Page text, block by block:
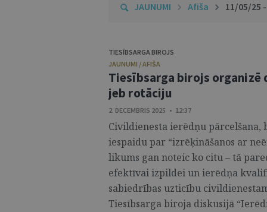
JAUNUMI Afiša 11/05/25
TIESĪBSARGA BIROJS
JAUNUMI / AFIŠA
Tiesībsarga birojs organizē
jeb rotāciju
2. DECEMBRIS 2025 • 12:37
Civildienesta ierēdņu
iespaidu par “izrēķināšanos ar
likums gan noteic ko citu – tā
efektīvai izpildei un ierēdņa
sabiedrības uzticību
Tiesībsarga biroja diskusijā